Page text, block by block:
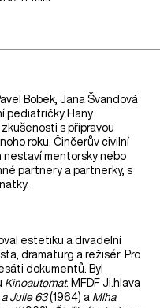
Bobek, Jana Švandová
pediatričky Hany
s přípravou
roku. Činčerův civilní
nestaví mentorsky nebo
partnery a partnerky, s
estetiku a divadelní
dramaturg a režisér. Pro
dokumentů. Byl
Kinoautomat. MFDF Ji.hlava
a Julie 63(1964) a Mlha